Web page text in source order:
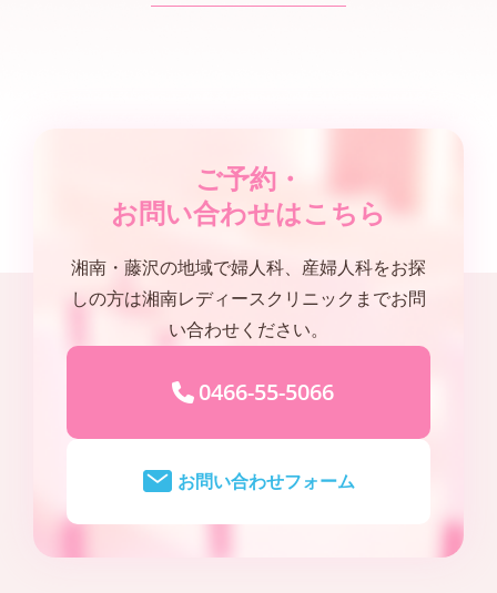
ご予約・
お問い合わせはこちら
湘南・藤沢の地域で婦人科、産婦人科をお探
しの方は湘南レディースクリニックまでお問
い合わせください。
0466-55-5066
お問い合わせフォーム